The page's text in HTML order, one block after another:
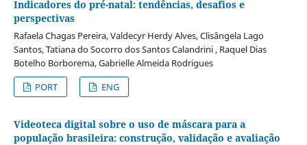
Indicadores do pré-natal: tendências, desafios e
perspectivas
Rafaela Chagas Pereira, Valdecyr Herdy Alves, Clisângela Lago
Santos, Tatiana do Socorro dos Santos Calandrini , Raquel Dias
Botelho Borborema, Gabrielle Almeida Rodrigues
PORT
ENG
Videoteca digital sobre o uso de máscara para a
população brasileira: construção, validação e avaliação